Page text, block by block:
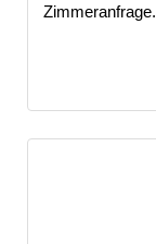
Zimmeranfrage.